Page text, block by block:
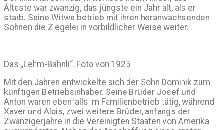
Älteste war zwanzig, das jüngste ein Jahr alt, als er
starb. Seine Witwe betrieb mit ihren heranwachsenden
Söhnen die Ziegelei in vorbildlicher Weise weiter.
Das „Lehm-Bähnli“. Foto von 1925
Mit den Jahren entwickelte sich der Sohn Dominik zum
künftigen Betriebsinhaber. Seine Brüder Josef und
Anton waren ebenfalls im Familienbetrieb tätig, während
Xaver und Alois, zwei weitere Brüder, anfangs der
Zwanzigerjahre in die Vereinigten Staaten von Amerika